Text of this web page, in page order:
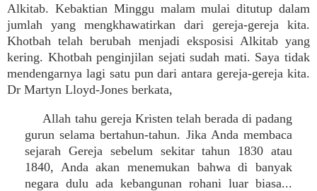
Alkitab. Kebaktian Minggu malam mulai ditutup dalam
jumlah yang mengkhawatirkan dari gereja-gereja kita.
Khotbah telah berubah menjadi eksposisi Alkitab yang
kering. Khotbah penginjilan sejati sudah mati. Saya tidak
mendengarnya lagi satu pun dari antara gereja-gereja kita.
Dr Martyn Lloyd-Jones berkata,
Allah tahu gereja Kristen telah berada di padang
gurun selama bertahun-tahun. Jika Anda membaca
sejarah Gereja sebelum sekitar tahun 1830 atau
1840, Anda akan menemukan bahwa di banyak
negara dulu ada kebangunan rohani luar biasa...